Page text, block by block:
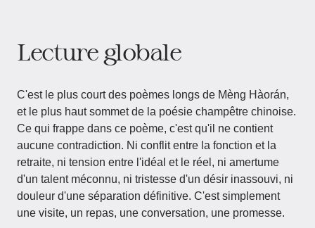
Lecture globale
C'est le plus court des poèmes longs de Mèng Hàorán,
et le plus haut sommet de la poésie champêtre chinoise.
Ce qui frappe dans ce poème, c'est qu'il ne contient
aucune contradiction. Ni conflit entre la fonction et la
retraite, ni tension entre l'idéal et le réel, ni amertume
d'un talent méconnu, ni tristesse d'un désir inassouvi, ni
douleur d'une séparation définitive. C'est simplement
une visite, un repas, une conversation, une promesse.